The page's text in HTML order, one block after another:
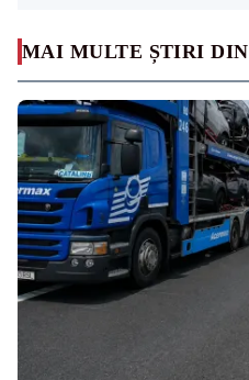
MAI MULTE ȘTIRI DIN